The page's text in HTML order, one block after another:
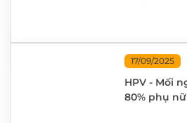
17/09/2025
HPV - Mối
80% phụ